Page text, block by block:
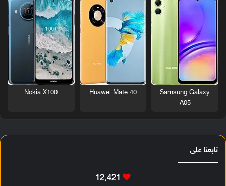
Samsung Galaxy
A05
Huawei Mate 40
Nokia X100
تابعنا على
12٬421